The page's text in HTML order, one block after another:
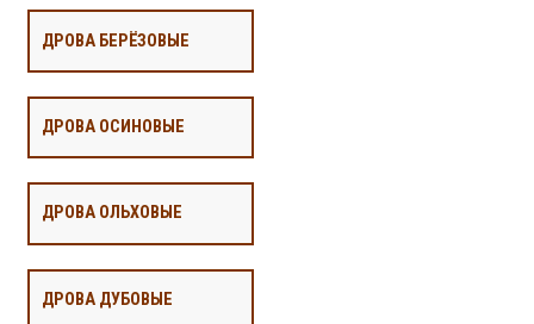
ДРОВА БЕРЁЗОВЫЕ
ДРОВА ОСИНОВЫЕ
ДРОВА ОЛЬХОВЫЕ
ДРОВА ДУБОВЫЕ